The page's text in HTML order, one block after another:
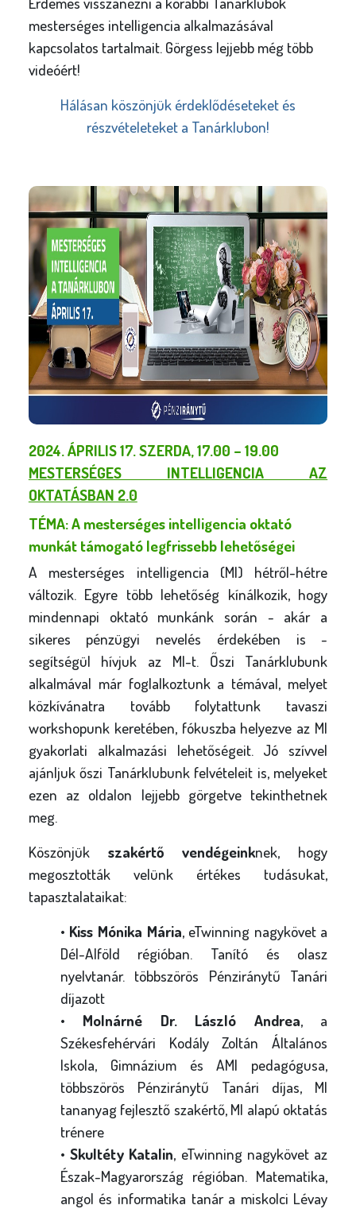
mesterséges intelligencia alkalmazásával
kapcsolatos tartalmait. Görgess lejjebb még több
videóért!
Hálásan köszönjük érdeklődéseteket és
részvételeteket a Tanárklubon!
2024. ÁPRILIS 17. SZERDA, 17.00 – 19.00
MESTERSÉGES INTELLIGENCIA AZ
OKTATÁSBAN 2.0
TÉMA: A mesterséges intelligencia oktató
munkát támogató legfrissebb lehetőségei
A mesterséges intelligencia (MI) hétről-hétre
változik. Egyre több lehetőség kínálkozik, hogy
mindennapi oktató munkánk során - akár a
sikeres pénzügyi nevelés érdekében is -
segítségül hívjuk az MI-t. Őszi Tanárklubunk
alkalmával már foglalkoztunk a témával, melyet
közkívánatra tovább folytattunk tavaszi
workshopunk keretében, fókuszba helyezve az MI
gyakorlati alkalmazási lehetőségeit.Jó szívvel
ajánljuk őszi Tanárklubunk felvételeit is, melyeket
ezen az oldalon lejjebb görgetve tekinthetnek
meg.
Köszönjük szakértő vendégeinknek, hogy
megosztották velünk értékes tudásukat,
tapasztalataikat:
• Kiss Mónika Mária, eTwinning nagykövet a
Dél-Alföld régióban. Tanító és olasz
nyelvtanár. többszörös Pénziránytű Tanári
díjazott
• Molnárné Dr. László Andrea, a
Székesfehérvári Kodály Zoltán Általános
Iskola, Gimnázium és AMI pedagógusa,
többszörös Pénziránytű Tanári díjas, MI
tananyag fejlesztő szakértő, MI alapú oktatás
trénere
•Skultéty Katalin, eTwinning nagykövet az
Észak-Magyarország régióban. Matematika,
angol és informatika tanár a miskolci Lévay